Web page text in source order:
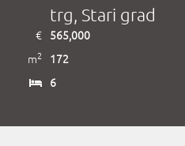
€
m2
trg, Stari grad
565,000
172
6